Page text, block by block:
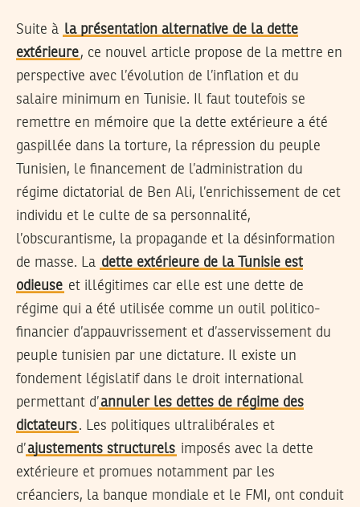
Suite à la présentation alternative de la dette
extérieure, ce nouvel article propose de la mettre en
perspective avec l’évolution de l’inflation et du
salaire minimum en Tunisie. Il faut toutefois se
remettre en mémoire que la dette extérieure a été
gaspillée dans la torture, la répression du peuple
Tunisien, le financement de l’administration du
régime dictatorial de Ben Ali, l’enrichissement de cet
individu et le culte de sa personnalité,
l’obscurantisme, la propagande et la désinformation
de masse. La dette extérieure de la Tunisie est
odieuse et illégitimes car elle est une dette de
régime qui a été utilisée comme un outil politico-
financier d’appauvrissement et d’asservissement du
peuple tunisien par une dictature. Il existe un
fondement législatif dans le droit international
permettant d’annuler les dettes de régime des
dictateurs. Les politiques ultralibérales et
d’ajustements structurels imposés avec la dette
extérieure et promues notamment par les
créanciers, la banque mondiale et le FMI, ont conduit